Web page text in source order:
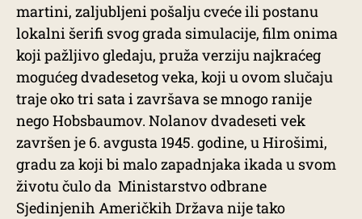
martini, zaljubljeni pošalju cveće ili postanu
lokalni šerifi svog grada simulacije, film onima
koji pažljivo gledaju, pruža verziju najkraćeg
mogućeg dvadesetog veka, koji u ovom slučaju
traje oko tri sata i završava se mnogo ranije
nego Hobsbaumov. Nolanov dvadeseti vek
završen je 6. avgusta 1945. godine, u Hirošimi,
gradu za koji bi malo zapadnjaka ikada u svom
životu čulo da Ministarstvo odbrane
Sjedinjenih Američkih Država nije tako